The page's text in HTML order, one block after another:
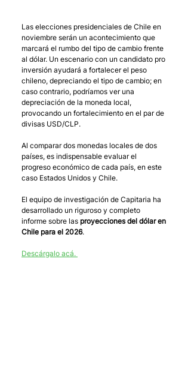
Las elecciones presidenciales de Chile en
noviembre serán un acontecimiento que
marcará el rumbo del tipo de cambio frente
al dólar. Un escenario con un candidato pro
inversión ayudará a fortalecer el peso
chileno, depreciando el tipo de cambio; en
caso contrario, podríamos ver una
depreciación de la moneda local,
provocando un fortalecimiento en el par de
divisas USD/CLP.
Al comparar dos monedas locales de dos
países, es indispensable evaluar el
progreso económico de cada país, en este
caso Estados Unidos y Chile.
El equipo de investigación de Capitaria ha
desarrollado un riguroso y completo
informe sobre las proyecciones del dólar en
Chile para el 2026.
Descárgalo acá.